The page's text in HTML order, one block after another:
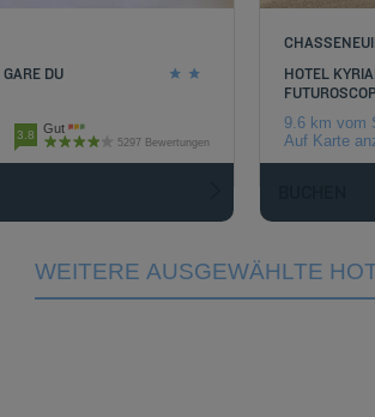
DU
3.8 Gut
5297 Bewertungen
HOTEL
9.6 km vom
Auf Karte
WEITERE AUSGEWÄHLTE